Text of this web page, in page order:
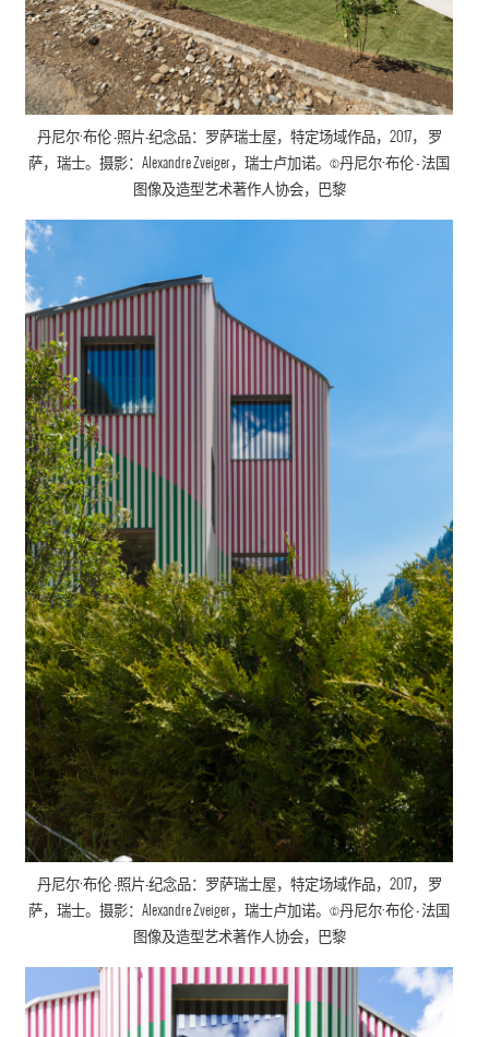
丹尼尔·布伦-照片-纪念品：罗萨瑞士屋， 特定场域作品， 2017， 罗
萨，瑞士。摄影：Alexandre Zveiger，瑞士卢加诺。©丹尼尔·布伦- 法国
图像及造型艺术著作人协会，巴黎
丹尼尔·布伦-照片-纪念品：罗萨瑞士屋， 特定场域作品， 2017， 罗
萨，瑞士。摄影：Alexandre Zveiger，瑞士卢加诺。©丹尼尔·布伦- 法国
图像及造型艺术著作人协会，巴黎